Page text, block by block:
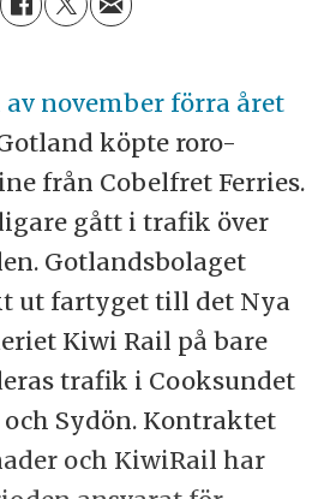
november förra året
köpte roro-
från Cobelfret Ferries.
gått i trafik över
Gotlandsbolaget
ut fartyget till det Nya
Kiwi Rail på bare
trafik i Cooksundet
Sydön. Kontraktet
och KiwiRail har